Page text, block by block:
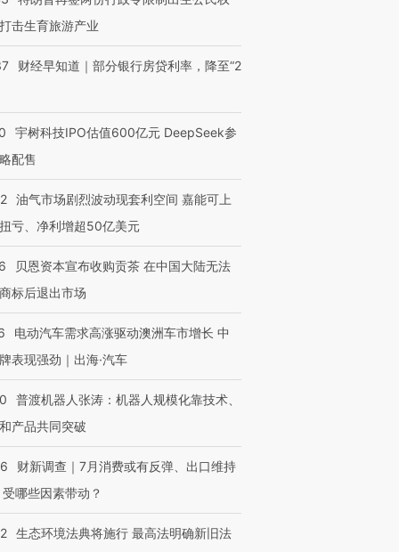
击生育旅游产业
财经早知道｜部分银行房贷利率，降至“2
宇树科技IPO估值600亿元 DeepSeek参
配售
油气市场剧烈波动现套利空间 嘉能可上
亏、净利增超50亿美元
贝恩资本宣布收购贡茶 在中国大陆无法
标后退出市场
电动汽车需求高涨驱动澳洲车市增长 中
表现强劲｜出海·汽车
普渡机器人张涛：机器人规模化靠技术、
产品共同突破
财新调查｜7月消费或有反弹、出口维持
哪些因素带动？
生态环境法典将施行 最高法明确新旧法